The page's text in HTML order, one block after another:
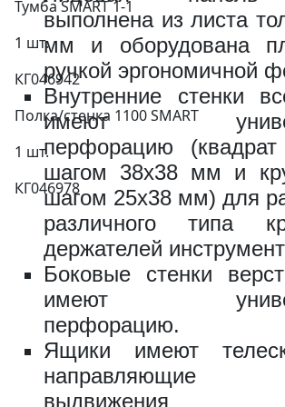
820 за шт.
Держатель
предметов)
ВxШxГ:
Вес:
930 за шт.
Карман для
Тумба SMART 1-1
1 шт.
КГ046942
Полка/стенка 1100 SMART
1 шт.
КГ046978
выполнена из листа
мм и оборудована
ручкой эргономичной
Внутренние стенки
имеют
перфорацию
шагом 38х38 мм и
шагом 25х38 мм) для
различного типа
держателей
Боковые стенки
имеют
перфорацию.
Ящики имеют
направляющие
выдвижения